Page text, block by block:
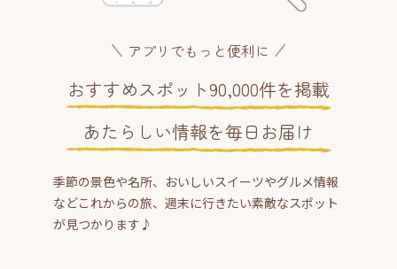
アプリでもっと便利に
おすすめスポット90,000件を掲載
あたらしい情報を毎日お届け
季節の景色や名所、おいしいスイーツやグルメ情報
などこれからの旅、週末に行きたい素敵なスポット
が見つかります♪